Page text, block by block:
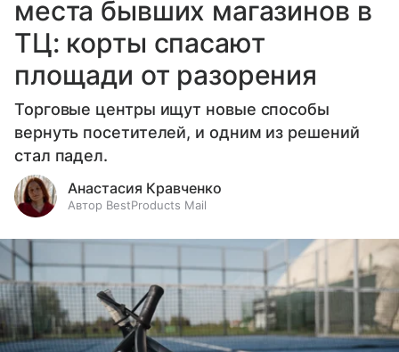
места бывших магазинов в
ТЦ: корты спасают
площади от разорения
Торговые центры ищут новые способы
вернуть посетителей, и одним из решений
стал падел.
Анастасия Кравченко
Автор BestProducts Mail